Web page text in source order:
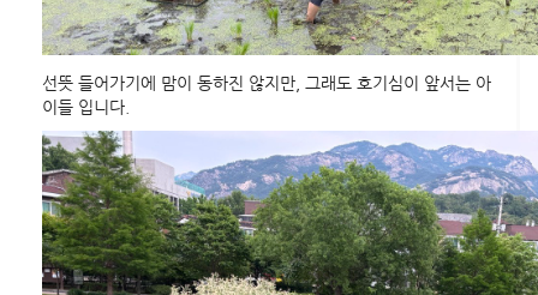
선뜻 들어가기에 맘이 동하진 않지만, 그래도 호기심이 앞서는 아
이들 입니다.